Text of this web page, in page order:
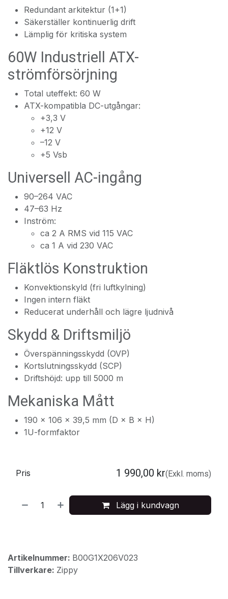
Redundant arkitektur (1+1)
Säkerställer kontinuerlig drift
Lämplig för kritiska system
60W Industriell ATX-
strömförsörjning
Total uteffekt: 60 W
ATX-kompatibla DC-utgångar:
+3,3 V
+12 V
–12 V
+5 Vsb
Universell AC-ingång
90–264 VAC
47–63 Hz
Inström:
ca 2 A RMS vid 115 VAC
ca 1 A vid 230 VAC
Fläktlös Konstruktion
Konvektionskyld (fri luftkylning)
Ingen intern fläkt
Reducerat underhåll och lägre ljudnivå
Skydd & Driftsmiljö
Överspänningsskydd (OVP)
Kortslutningsskydd (SCP)
Driftshöjd: upp till 5000 m
Mekaniska Mått
190 × 106 × 39,5 mm (D × B × H)
1U-formfaktor
Lägg i kundvagn
Pris 1 990,00 kr(Exkl. moms)
Artikelnummer: B00G1X206V023
Tillverkare: Zippy